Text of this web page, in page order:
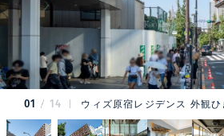
01 14 ウィズ原宿レジデンス 外観ひ